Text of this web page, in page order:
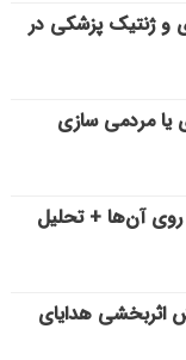
و ژنتیک پزشکی در
مردمی سازی
آن‌ها + تحلیل
اثربخشی هدایای